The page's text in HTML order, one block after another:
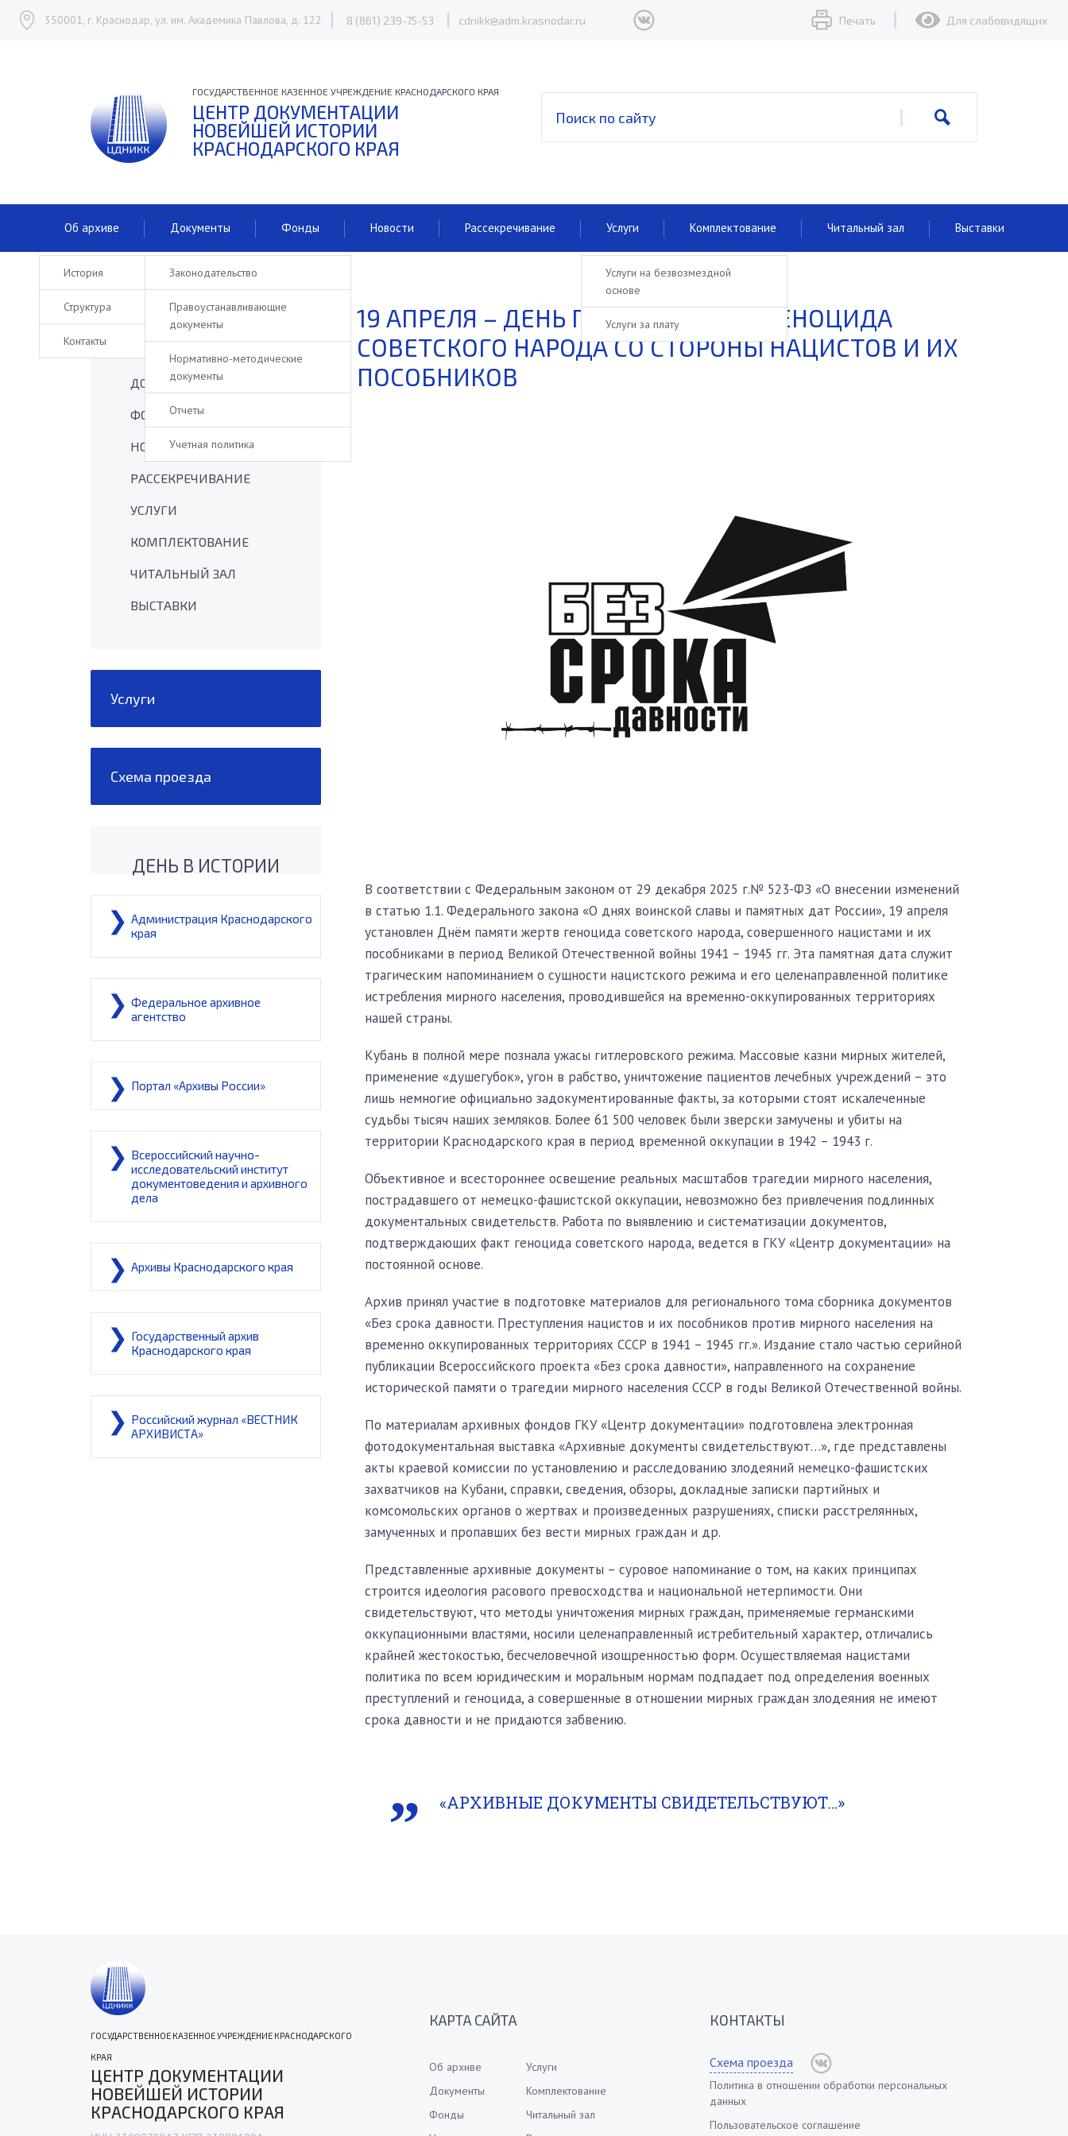
350001, г. Краснодар, ул. им. Академика Павлова, д. 122 8 (861) 239-75-53 cdnikk@adm.krasnodar.ru Печать Для слабовидящих
ГОСУДАРСТВЕННОЕ КАЗЕННОЕ УЧРЕЖДЕНИЕ КРАСНОДАРСКОГО КРАЯ
ЦЕНТР ДОКУМЕНТАЦИИ
НОВЕЙШЕЙ ИСТОРИИ
КРАСНОДАРСКОГО КРАЯ
Об архиве
История
Структура
Контакты
Документы
Законодательство
Правоустанавливающие
документы
Нормативно-методические
документы
Отчеты
Учетная политика
Фонды Новости Рассекречивание Услуги
Услуги на безвозмездной
основе
Услуги за плату
Комплектование Читальный зал Выставки
19 АПРЕЛЯ – ДЕНЬ ПАМЯТИ ЖЕРТВ ГЕНОЦИДА
СОВЕТСКОГО НАРОДА СО СТОРОНЫ НАЦИСТОВ И ИХ
ПОСОБНИКОВ
В соответствии с Федеральным законом от 29 декабря 2025 г.№ 523-ФЗ «О внесении изменений
в статью 1.1. Федерального закона «О днях воинской славы и памятных дат России», 19 апреля
установлен Днём памяти жертв геноцида советского народа, совершенного нацистами и их
пособниками в период Великой Отечественной войны 1941 – 1945 гг. Эта памятная дата служит
трагическим напоминанием о сущности нацистского режима и его целенаправленной политике
истребления мирного населения, проводившейся на временно-оккупированных территориях
нашей страны.
Кубань в полной мере познала ужасы гитлеровского режима. Массовые казни мирных жителей,
применение «душегубок», угон в рабство, уничтожение пациентов лечебных учреждений – это
лишь немногие официально задокументированные факты, за которыми стоят искалеченные
судьбы тысяч наших земляков. Более 61 500 человек были зверски замучены и убиты на
территории Краснодарского края в период временной оккупации в 1942 – 1943 г.
Объективное и всестороннее освещение реальных масштабов трагедии мирного населения,
пострадавшего от немецко-фашистской оккупации, невозможно без привлечения подлинных
документальных свидетельств. Работа по выявлению и систематизации документов,
подтверждающих факт геноцида советского народа, ведется в ГКУ «Центр документации» на
постоянной основе.
Архив принял участие в подготовке материалов для регионального тома сборника документов
«Без срока давности. Преступления нацистов и их пособников против мирного населения на
временно оккупированных территориях СССР в 1941 – 1945 гг.». Издание стало частью серийной
публикации Всероссийского проекта «Без срока давности», направленного на сохранение
исторической памяти о трагедии мирного населения СССР в годы Великой Отечественной войны.
По материалам архивных фондов ГКУ «Центр документации» подготовлена электронная
фотодокументальная выставка «Архивные документы свидетельствуют…», где представлены
акты краевой комиссии по установлению и расследованию злодеяний немецко-фашистских
захватчиков на Кубани, справки, сведения, обзоры, докладные записки партийных и
комсомольских органов о жертвах и произведенных разрушениях, списки расстрелянных,
замученных и пропавших без вести мирных граждан и др.
Представленные архивные документы – суровое напоминание о том, на каких принципах
строится идеология расового превосходства и национальной нетерпимости. Они
свидетельствуют, что методы уничтожения мирных граждан, применяемые германскими
оккупационными властями, носили целенаправленный истребительный характер, отличались
крайней жестокостью, бесчеловечной изощренностью форм. Осуществляемая нацистами
политика по всем юридическим и моральным нормам подпадает под определения военных
преступлений и геноцида, а совершенные в отношении мирных граждан злодеяния не имеют
срока давности и не придаются забвению.
«АРХИВНЫЕ ДОКУМЕНТЫ СВИДЕТЕЛЬСТВУЮТ…»
ОБ АРХИВЕ
ДОКУМЕНТЫ
ФОНДЫ
НОВОСТИ
РАССЕКРЕЧИВАНИЕ
УСЛУГИ
КОМПЛЕКТОВАНИЕ
ЧИТАЛЬНЫЙ ЗАЛ
ВЫСТАВКИ
Услуги
Схема проезда
ДЕНЬ В ИСТОРИИ
Администрация Краснодарского
края
Федеральное архивное
агентство
Портал «Архивы России»
Всероссийский научно-
исследовательский институт
документоведения и архивного
дела
Архивы Краснодарского края
Государственный архив
Краснодарского края
Российский журнал «ВЕСТНИК
АРХИВИСТА»
ГОСУДАРСТВЕННОЕ КАЗЕННОЕ УЧРЕЖДЕНИЕ КРАСНОДАРСКОГО
КРАЯ
ЦЕНТР ДОКУМЕНТАЦИИ
НОВЕЙШЕЙ ИСТОРИИ
КРАСНОДАРСКОГО КРАЯ
КАРТА САЙТА
Об архиве
Документы
Фонды
Услуги
Комплектование
Читальный зал
КОНТАКТЫ
Схема проезда
Политика в отношении обработки персональных
данных
Пользовательское соглашение